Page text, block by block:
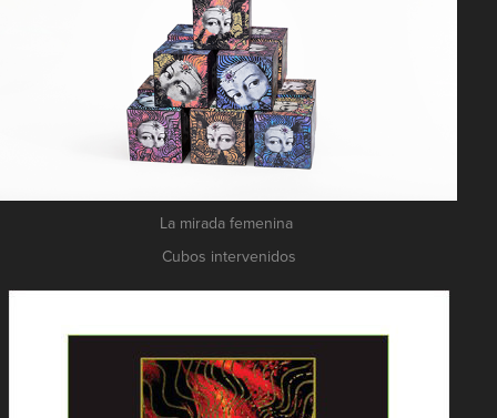
La mirada femenina
Cubos intervenidos